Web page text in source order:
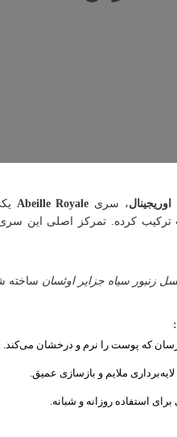
، سری Abeille Royale
ترکیب کرده. تمرکز اصلی این
زنبور سیاه جزایر اوئسان ساخته
که پوست را نرم و درخشان می‌کند.
ملایم و بازسازی عمیق.
استفاده روزانه و شبانه.